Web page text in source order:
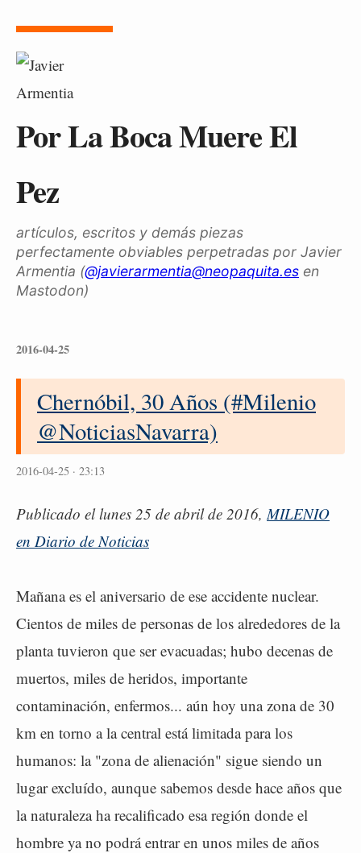
Por La Boca Muere El
Pez
artículos, escritos y demás piezas
perfectamente obviables perpetradas por Javier
Armentia (@javierarmentia@neopaquita.es en
Mastodon)
2016-04-25
Chernóbil, 30 Años (#Milenio
@NoticiasNavarra)
2016-04-25 · 23:13
Publicado el lunes 25 de abril de 2016,MILENIO
en Diario de Noticias
Mañana es el aniversario de ese accidente nuclear.
Cientos de miles de personas de los alrededores de la
planta tuvieron que ser evacuadas; hubo decenas de
muertos, miles de heridos, importante
contaminación, enfermos... aún hoy una zona de 30
km en torno a la central está limitada para los
humanos: la "zona de alienación" sigue siendo un
lugar excluído, aunque sabemos desde hace años que
la naturaleza ha recalificado esa región donde el
hombre ya no podrá entrar en unos miles de años